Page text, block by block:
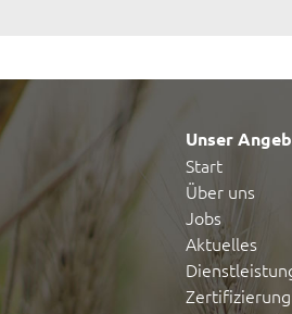
Unser
Start
Über uns
Jobs
Aktuelles
Zertifizierung